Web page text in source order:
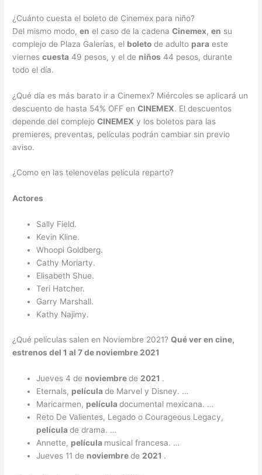
¿Cuánto cuesta el boleto de Cinemex para niño?
Del mismo modo,en el caso de la cadenaCinemex,en su
complejo de Plaza Galerías, el boleto de adulto para este
viernescuesta 49 pesos, y el de niños 44 pesos, durante
todo el día.
¿Qué día es más barato ir a Cinemex? Miércoles se aplicará un
descuento de hasta 54% OFF enCINEMEX. El descuentos
depende del complejoCINEMEX y los boletos para las
premieres, preventas, películas podrán cambiar sin previo
aviso.
¿Como en las telenovelas película reparto?
Actores
Sally Field.
Kevin Kline.
Whoopi Goldberg.
Cathy Moriarty.
Elisabeth Shue.
Teri Hatcher.
Garry Marshall.
Kathy Najimy.
¿Qué películas salen en Noviembre 2021?Qué ver en cine,
estrenos del 1 al 7 de noviembre 2021
Jueves 4 de noviembrede 2021 .
Eternals, películade Marvel y Disney. …
Maricarmen, películadocumental mexicana. …
Reto De Valientes, Legado o Courageous Legacy,
películade drama. …
Annette, película musical francesa. …
Jueves 11 de noviembrede 2021 .